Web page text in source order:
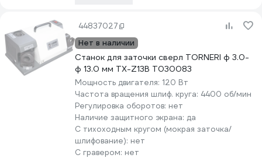
44837027
Нет в наличии
Станок для заточки сверл TORNERI ф 3.0-
ф 13.0 мм TX-Z13B Т030083
Мощность двигателя: 120 Вт
Частота вращения шлиф. круга: 4400 об/мин
Регулировка оборотов: нет
Наличие защитного экрана: да
С тихоходным кругом (мокрая заточка/
шлифование): нет
С гравером: нет